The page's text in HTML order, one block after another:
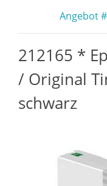
Angebot
212165 *
/ Original
schwarz